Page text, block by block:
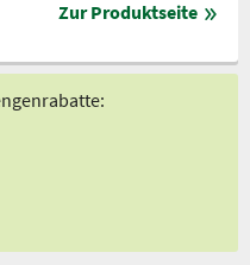
Zur Produktseite